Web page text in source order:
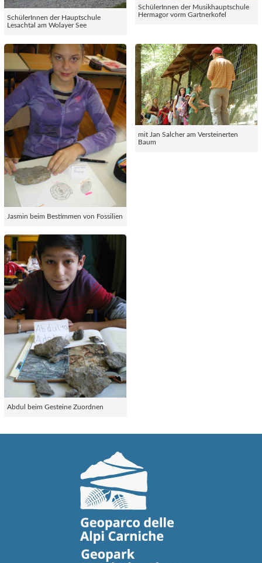
SchülerInnen der Hauptschule
Lesachtal am Wolayer See
SchülerInnen der Musikhauptschule
Hermagor vorm Gartnerkofel
Jasmin beim Bestimmen von Fossilien
mit Jan Salcher am Versteinerten
Baum
Abdul beim Gesteine Zuordnen